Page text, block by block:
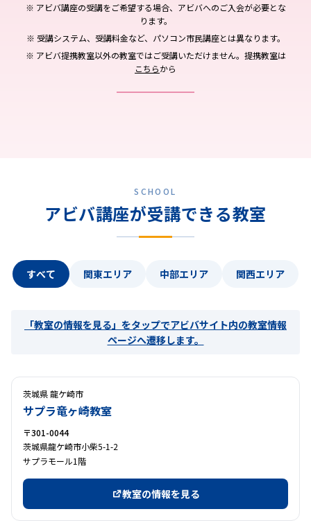
※ アビバ講座の受講をご希望する場合、アビバへのご入会が必要とな
ります。
※ 受講システム、受講料金など、パソコン市民講座とは異なります。
※ アビバ提携教室以外の教室ではご受講いただけません。提携教室は
こちらから
SCHOOL
アビバ講座が受講できる教室
すべて 関東エリア 中部エリア 関西エリア
「教室の情報を見る」をタップでアビバサイト内の教室情報
ページへ遷移します。
茨城県 龍ケ崎市
サプラ竜ヶ崎教室
〒301-0044
茨城県龍ケ崎市小柴5-1-2
サプラモール1階
教室の情報を見る